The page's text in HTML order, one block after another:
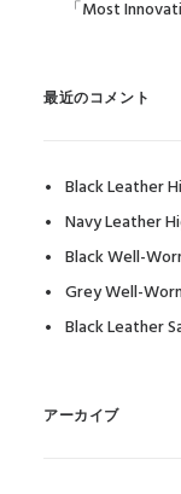
「Most
最近のコメント
Black Leather
Navy Leather
Black Well-
Grey Well-
Black Leather
アーカイブ